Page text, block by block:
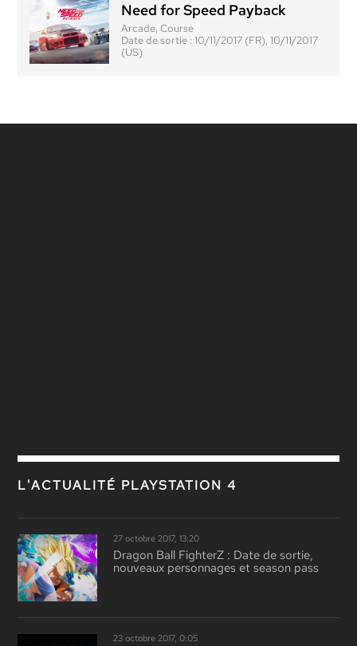
Need for Speed Payback
Arcade, Course
Date de sortie : 10/11/2017 (FR), 10/11/2017
(US)
L'ACTUALITÉ PLAYSTATION 4
27 octobre 2017, 13:20
Dragon Ball FighterZ : Date de sortie,
nouveaux personnages et season pass
23 octobre 2017, 0:05